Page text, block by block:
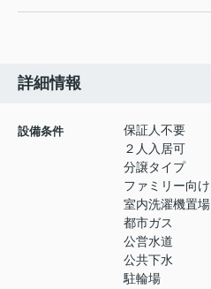
詳細情報
設備条件
保証人不要
２人入居可
分譲タイプ
ファミリー向け
室内洗濯機置場
都市ガス
公営水道
公共下水
駐輪場